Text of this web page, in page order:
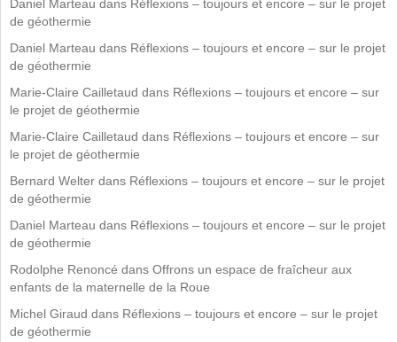
Daniel Marteau dans Réflexions – toujours et encore – sur le projet
de géothermie
Daniel Marteau dans Réflexions – toujours et encore – sur le projet
de géothermie
Marie-Claire Cailletaud dans Réflexions – toujours et encore – sur
le projet de géothermie
Marie-Claire Cailletaud dans Réflexions – toujours et encore – sur
le projet de géothermie
Bernard Welter dans Réflexions – toujours et encore – sur le projet
de géothermie
Daniel Marteau dans Réflexions – toujours et encore – sur le projet
de géothermie
Rodolphe Renoncé dans Offrons un espace de fraîcheur aux
enfants de la maternelle de la Roue
Michel Giraud dans Réflexions – toujours et encore – sur le projet
de géothermie